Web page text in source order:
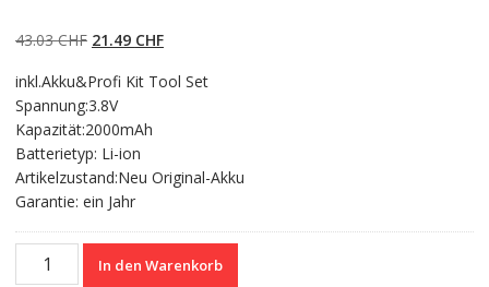
basierend auf
Kundenbewertun
43.03CHF Ursprünglicher
war:
43.03 CHF
21.49 CHFAktueller
ist:
inkl.Akku&Profi Kit Tool Set
Spannung:3.8V
Kapazität:2000mAh
Batterietyp: Li-ion
Artikelzustand:Neu Original-Akku
Garantie: ein Jahr
Nagelneuer
In den Warenkorb